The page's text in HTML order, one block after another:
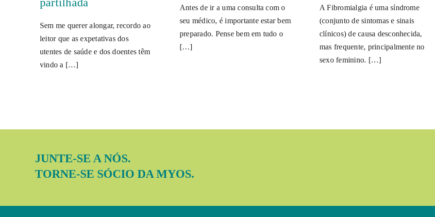
Sem me querer alongar, recordo ao
leitor que as expetativas dos
utentes de saúde e dos doentes têm
vindo a […]
Antes de ir a uma consulta com o
seu médico, é importante estar bem
preparado. Pense bem em tudo o
[…]
A Fibromialgia é uma síndrome
(conjunto de sintomas e sinais
clínicos) de causa desconhecida,
mas frequente, principalmente no
sexo feminino. […]
JUNTE-SE A NÓS.
TORNE-SE SÓCIO DA MYOS.